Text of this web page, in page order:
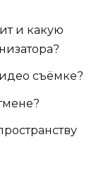
и какую
съёмке?